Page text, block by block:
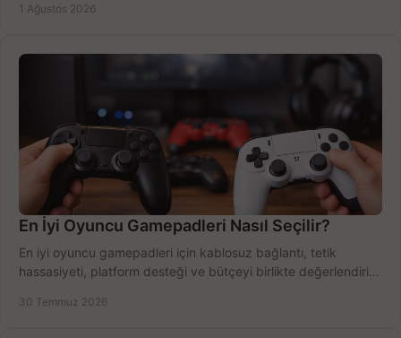
1 Ağustos 2026
En İyi Oyuncu Gamepadleri Nasıl Seçilir?
En iyi oyuncu gamepadleri için kablosuz bağlantı, tetik
hassasiyeti, platform desteği ve bütçeyi birlikte değerlendirin;
30 Temmuz 2026